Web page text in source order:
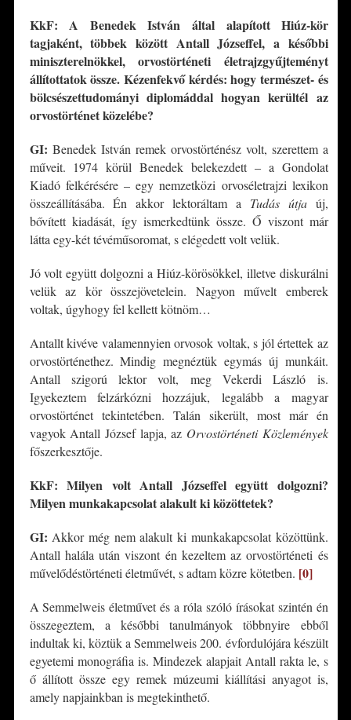
KkF: A Benedek István által alapított Hiúz-kör
tagjaként, többek között Antall Józseffel, a későbbi
miniszterelnökkel, orvostörténeti életrajzgyűjteményt
állítottatok össze. Kézenfekvő kérdés: hogy természet- és
bölcsészettudományi diplomáddal hogyan kerültél az
orvostörténet közelébe?
GI: Benedek István remek orvostörténész volt, szerettem a
műveit. 1974 körül Benedek belekezdett – a Gondolat
Kiadó felkérésére – egy nemzetközi orvoséletrajzi lexikon
összeállításába. Én akkor lektoráltam a Tudás útjaúj,
bővített kiadását, így ismerkedtünk össze. Ő viszont már
látta egy-két tévéműsoromat, s elégedett volt velük.
Jó volt együtt dolgozni a Hiúz-körösökkel, illetve diskurálni
velük az kör összejövetelein. Nagyon művelt emberek
voltak, úgyhogy fel kellett kötnöm…
Antallt kivéve valamennyien orvosok voltak, s jól értettek az
orvostörténethez. Mindig megnéztük egymás új munkáit.
Antall szigorú lektor volt, meg Vekerdi László is.
Igyekeztem felzárkózni hozzájuk, legalább a magyar
orvostörténet tekintetében. Talán sikerült, most már én
vagyok Antall József lapja, az Orvostörténeti Közlemények
főszerkesztője.
KkF: Milyen volt Antall Józseffel együtt dolgozni?
Milyen munkakapcsolat alakult ki közöttetek?
GI: Akkor még nem alakult ki munkakapcsolat közöttünk.
Antall halála után viszont én kezeltem az orvostörténeti és
művelődéstörténeti életművét, s adtam közre kötetben. [0]
A Semmelweis életművet és a róla szóló írásokat szintén én
összegeztem, a későbbi tanulmányok többnyire ebből
indultak ki, köztük a Semmelweis 200. évfordulójára készült
egyetemi monográfia is. Mindezek alapjait Antall rakta le, s
ő állított össze egy remek múzeumi kiállítási anyagot is,
amely napjainkban is megtekinthető.